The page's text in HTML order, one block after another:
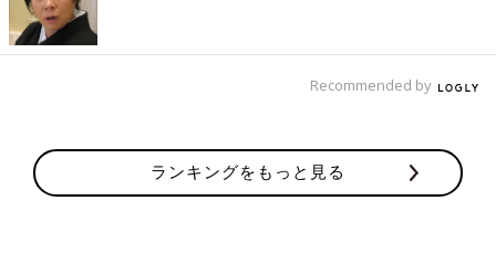
Recommended by
ランキングをもっと見る